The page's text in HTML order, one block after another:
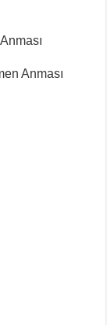
Anması